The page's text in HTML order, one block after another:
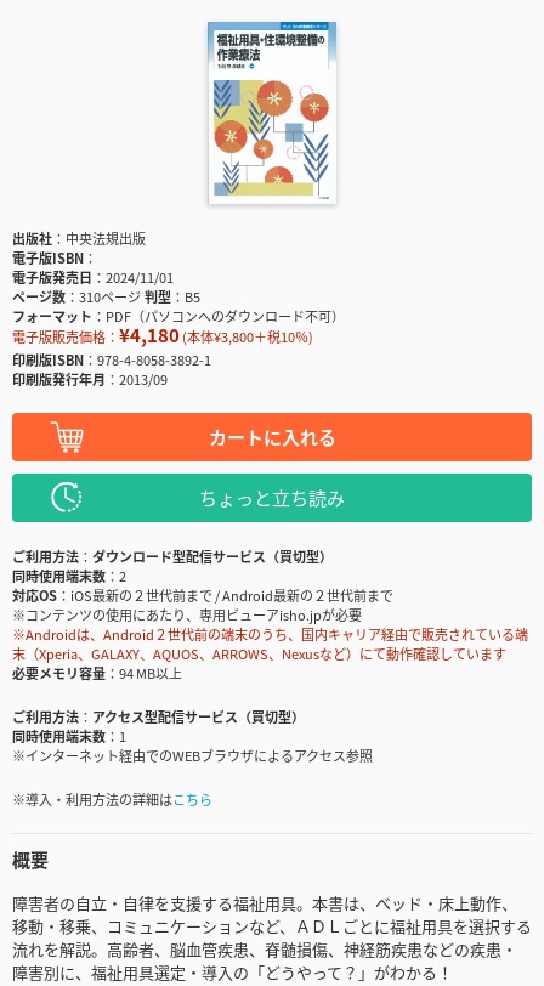
出版社
中央法規出版
電子版ISBN
電子版発売日
2024/11/01
ページ数
310ページ判型
B5
フォーマット
PDF（パソコンへのダウンロード不可）
電子版販売価格： ¥4,180(本体¥3,800＋税10％)
印刷版ISBN
978-4-8058-3892-1
印刷版発行年月
2013/09
カートに入れる
ちょっと立ち読み
ご利用方法
ダウンロード型配信サービス（買切型）
同時使用端末数
2
対応OS
iOS最新の２世代前まで / Android最新の２世代前まで
※コンテンツの使用にあたり、専用ビューアisho.jpが必要
※Androidは、Android２世代前の端末のうち、国内キャリア経由で販売されている端
末（Xperia、GALAXY、AQUOS、ARROWS、Nexusなど）にて動作確認しています
必要メモリ容量
94 MB以上
ご利用方法
アクセス型配信サービス（買切型）
同時使用端末数
1
※インターネット経由でのWEBブラウザによるアクセス参照
※導入・利用方法の詳細はこちら
概要
障害者の自立・自律を支援する福祉用具。本書は、ベッド・床上動作、
移動・移乗、コミュニケーションなど、ＡＤＬごとに福祉用具を選択する
流れを解説。高齢者、脳血管疾患、脊髄損傷、神経筋疾患などの疾患・
障害別に、福祉用具選定・導入の「どうやって？」がわかる！